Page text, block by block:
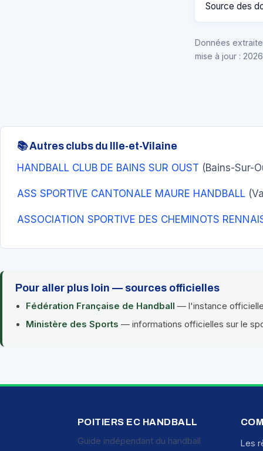
Source des
Données
mise à jour :
📚 Autres clubs du Ille-et-Vilaine
HANDBALL CLUB DE BAINS SUR OUST (Bains-Sur-
ASS SPORTIVE CANTONALE MAURE HANDBALL
ASSOCIATION SPORTIVE DES CHEMINOTS
Pour aller plus loin — sources officielles
Fédération Française de Handball — l'instance
Ministère des Sports — informations officielles sur le
POITIERS EC HANDBALL
Guide indépendant du handball
Les